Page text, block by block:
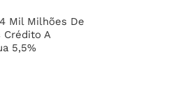
Mil Milhões De
Crédito A
5,5%